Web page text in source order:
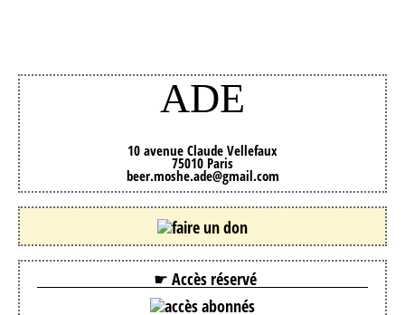
ADE
10 avenue Claude Vellefaux
75010 Paris
beer.moshe.ade@gmail.com
☛ Accès réservé